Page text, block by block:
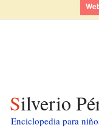
Silverio
Enciclopedia para